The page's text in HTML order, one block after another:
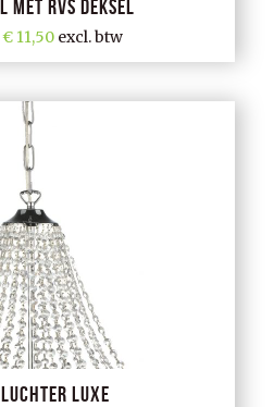
met rvs deksel
11,50excl. btw
Luxe